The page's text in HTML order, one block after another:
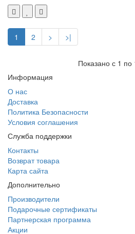
1 2 > >|
Показано с 1 по
Информация
О нас
Доставка
Политика Безопасности
Условия соглашения
Служба поддержки
Контакты
Возврат товара
Карта сайта
Дополнительно
Производители
Подарочные сертификаты
Партнерская программа
Акции